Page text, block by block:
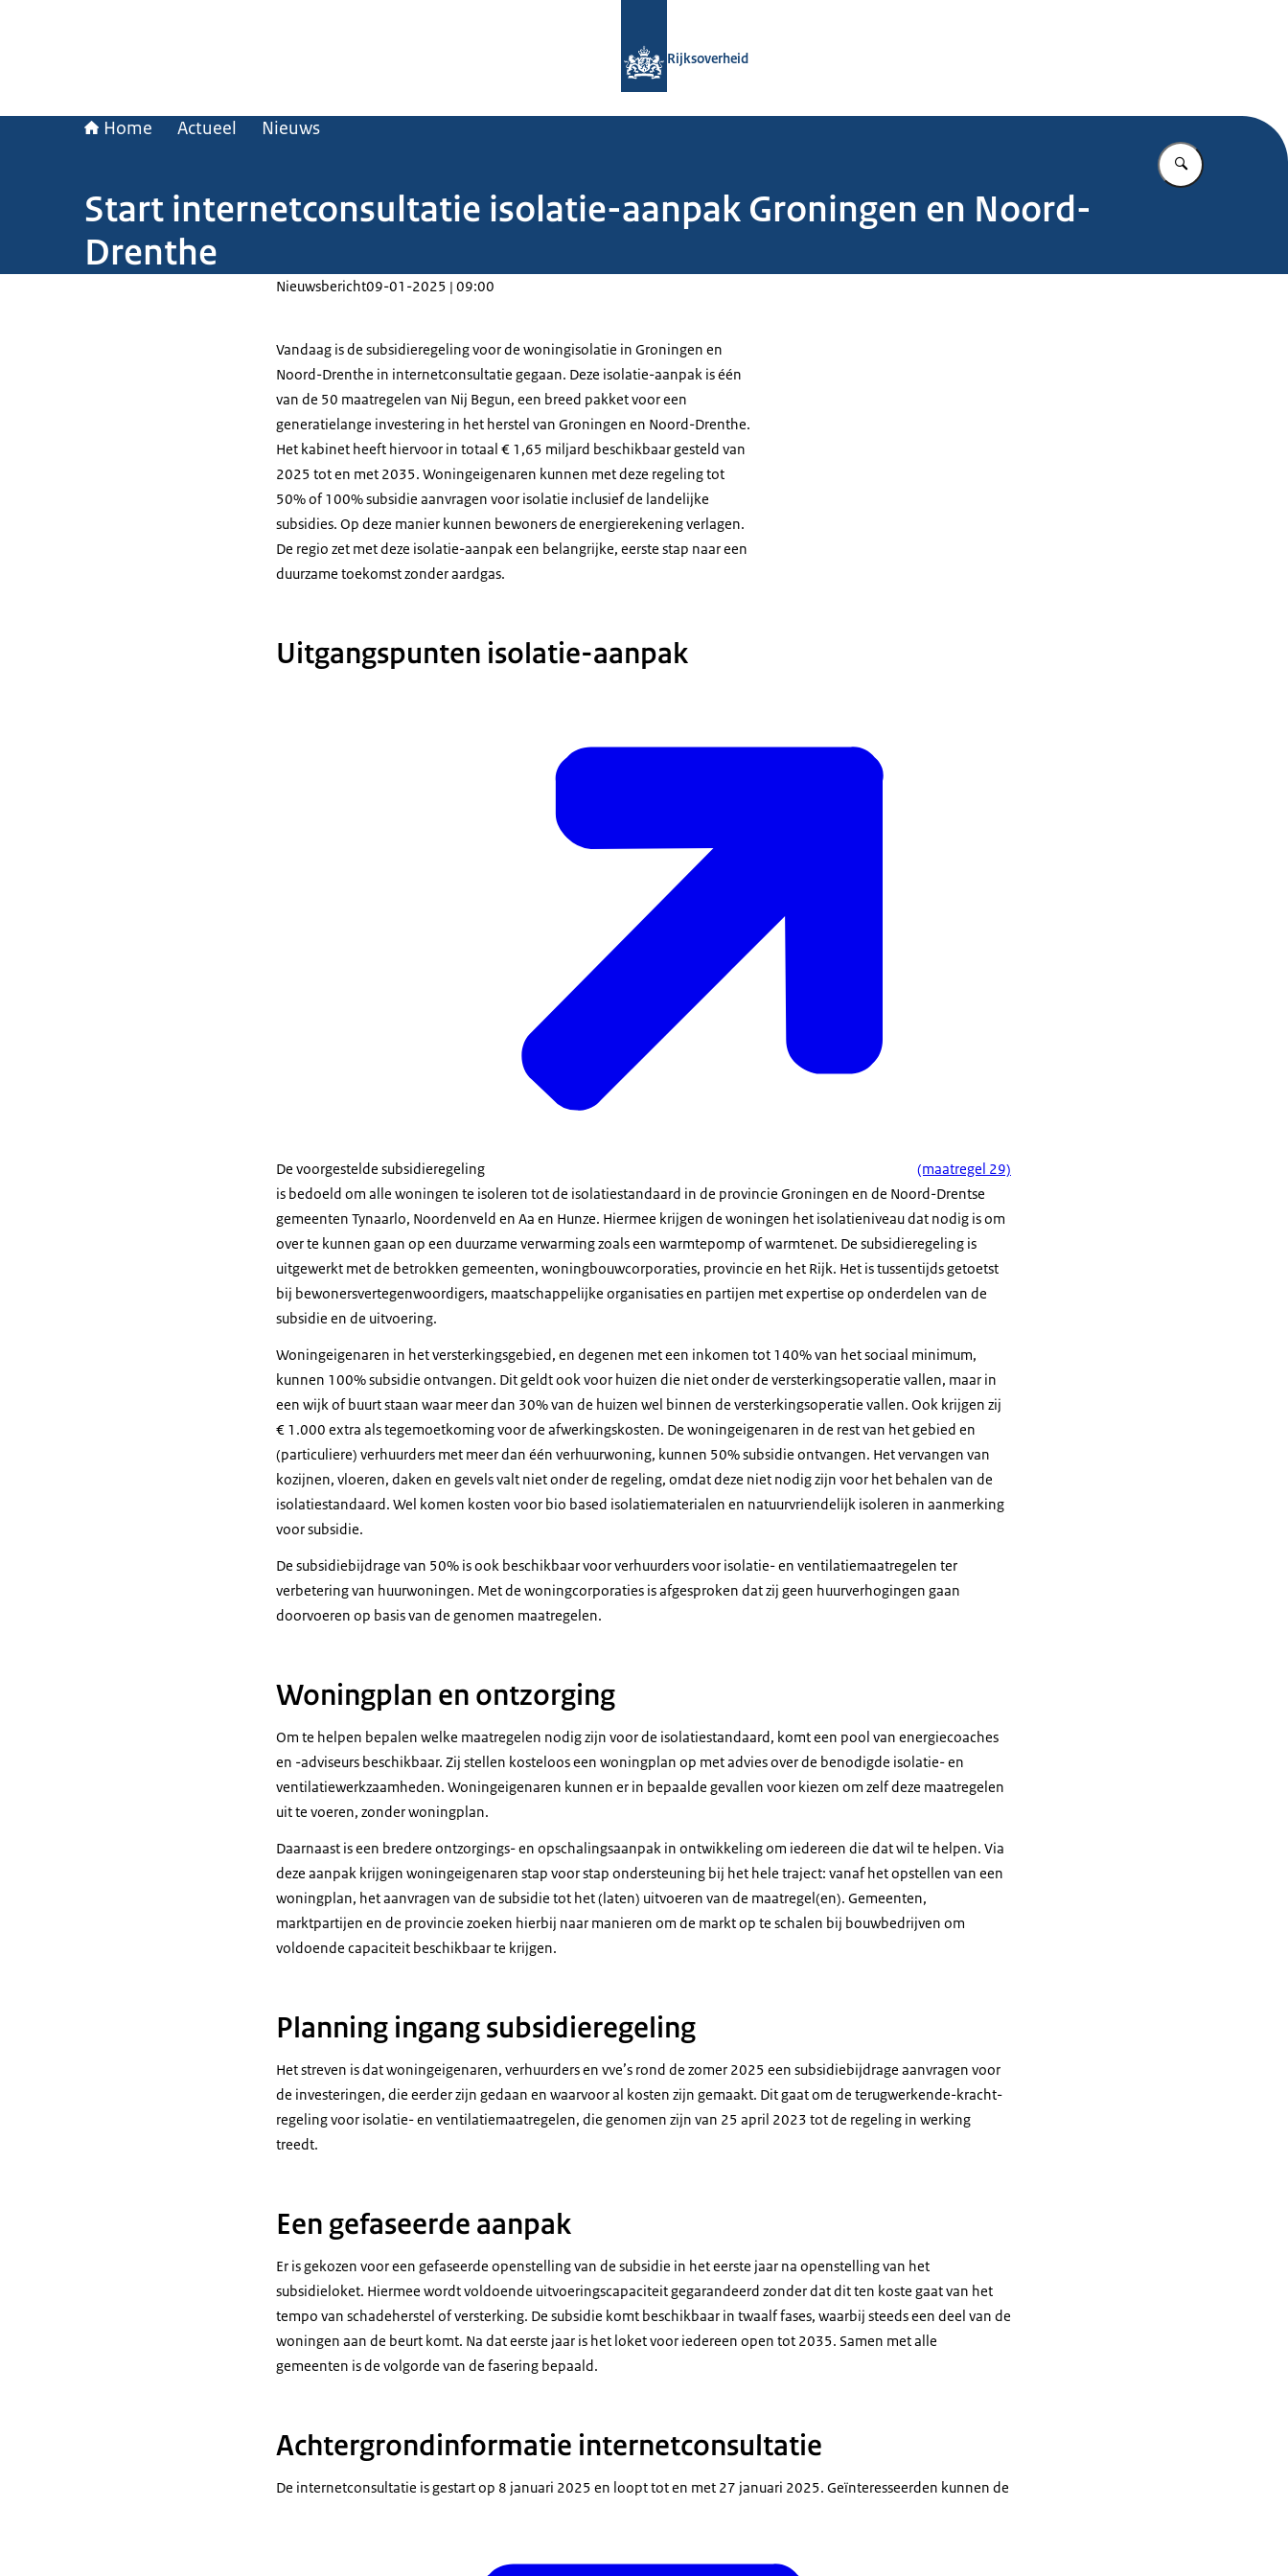
Rijksoverheid
Home Actueel Nieuws
Vul in wat u
Start internetconsultatie isolatie-aanpak Groningen en Noord-
Drenthe
Nieuwsbericht09-01-2025 | 09:00
Vandaag is de subsidieregeling voor de woningisolatie in Groningen en
Noord-Drenthe in internetconsultatie gegaan. Deze isolatie-aanpak is één
van de 50 maatregelen van Nij Begun, een breed pakket voor een
generatielange investering in het herstel van Groningen en Noord-Drenthe.
Het kabinet heeft hiervoor in totaal € 1,65 miljard beschikbaar gesteld van
2025 tot en met 2035. Woningeigenaren kunnen met deze regeling tot
50% of 100% subsidie aanvragen voor isolatie inclusief de landelijke
subsidies. Op deze manier kunnen bewoners de energierekening verlagen.
De regio zet met deze isolatie-aanpak een belangrijke, eerste stap naar een
duurzame toekomst zonder aardgas.
Uitgangspunten isolatie-aanpak
De voorgestelde subsidieregeling
(maatregel 29)
is bedoeld om alle woningen te isoleren tot de isolatiestandaard in de provincie Groningen en de Noord-Drentse
gemeenten Tynaarlo, Noordenveld en Aa en Hunze. Hiermee krijgen de woningen het isolatieniveau dat nodig is om
over te kunnen gaan op een duurzame verwarming zoals een warmtepomp of warmtenet. De subsidieregeling is
uitgewerkt met de betrokken gemeenten, woningbouwcorporaties, provincie en het Rijk. Het is tussentijds getoetst
bij bewonersvertegenwoordigers, maatschappelijke organisaties en partijen met expertise op onderdelen van de
subsidie en de uitvoering.
Woningeigenaren in het versterkingsgebied, en degenen met een inkomen tot 140% van het sociaal minimum,
kunnen 100% subsidie ontvangen. Dit geldt ook voor huizen die niet onder de versterkingsoperatie vallen, maar in
een wijk of buurt staan waar meer dan 30% van de huizen wel binnen de versterkingsoperatie vallen. Ook krijgen zij
€ 1.000 extra als tegemoetkoming voor de afwerkingskosten. De woningeigenaren in de rest van het gebied en
(particuliere) verhuurders met meer dan één verhuurwoning, kunnen 50% subsidie ontvangen. Het vervangen van
kozijnen, vloeren, daken en gevels valt niet onder de regeling, omdat deze niet nodig zijn voor het behalen van de
isolatiestandaard. Wel komen kosten voor bio based isolatiematerialen en natuurvriendelijk isoleren in aanmerking
voor subsidie.
De subsidiebijdrage van 50% is ook beschikbaar voor verhuurders voor isolatie- en ventilatiemaatregelen ter
verbetering van huurwoningen. Met de woningcorporaties is afgesproken dat zij geen huurverhogingen gaan
doorvoeren op basis van de genomen maatregelen.
Woningplan en ontzorging
Om te helpen bepalen welke maatregelen nodig zijn voor de isolatiestandaard, komt een pool van energiecoaches
en -adviseurs beschikbaar. Zij stellen kosteloos een woningplan op met advies over de benodigde isolatie- en
ventilatiewerkzaamheden. Woningeigenaren kunnen er in bepaalde gevallen voor kiezen om zelf deze maatregelen
uit te voeren, zonder woningplan.
Daarnaast is een bredere ontzorgings- en opschalingsaanpak in ontwikkeling om iedereen die dat wil te helpen. Via
deze aanpak krijgen woningeigenaren stap voor stap ondersteuning bij het hele traject: vanaf het opstellen van een
woningplan, het aanvragen van de subsidie tot het (laten) uitvoeren van de maatregel(en). Gemeenten,
marktpartijen en de provincie zoeken hierbij naar manieren om de markt op te schalen bij bouwbedrijven om
voldoende capaciteit beschikbaar te krijgen.
Planning ingang subsidieregeling
Het streven is dat woningeigenaren, verhuurders en vve’s rond de zomer 2025 een subsidiebijdrage aanvragen voor
de investeringen, die eerder zijn gedaan en waarvoor al kosten zijn gemaakt. Dit gaat om de terugwerkende-kracht-
regeling voor isolatie- en ventilatiemaatregelen, die genomen zijn van 25 april 2023 tot de regeling in werking
treedt.
Een gefaseerde aanpak
Er is gekozen voor een gefaseerde openstelling van de subsidie in het eerste jaar na openstelling van het
subsidieloket. Hiermee wordt voldoende uitvoeringscapaciteit gegarandeerd zonder dat dit ten koste gaat van het
tempo van schadeherstel of versterking. De subsidie komt beschikbaar in twaalf fases, waarbij steeds een deel van de
woningen aan de beurt komt. Na dat eerste jaar is het loket voor iedereen open tot 2035. Samen met alle
gemeenten is de volgorde van de fasering bepaald.
Achtergrondinformatie internetconsultatie
De internetconsultatie is gestart op 8 januari 2025 en loopt tot en met 27 januari 2025. Geïnteresseerden kunnen de